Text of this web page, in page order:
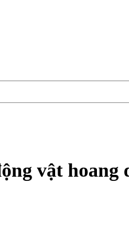
vật